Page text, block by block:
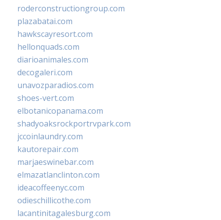
roderconstructiongroup.com
plazabatai.com
hawkscayresort.com
hellonquads.com
diarioanimales.com
decogaleri.com
unavozparadios.com
shoes-vert.com
elbotanicopanama.com
shadyoaksrockportrvpark.com
jccoinlaundry.com
kautorepair.com
marjaeswinebar.com
elmazatlanclinton.com
ideacoffeenyc.com
odieschillicothe.com
lacantinitagalesburg.com